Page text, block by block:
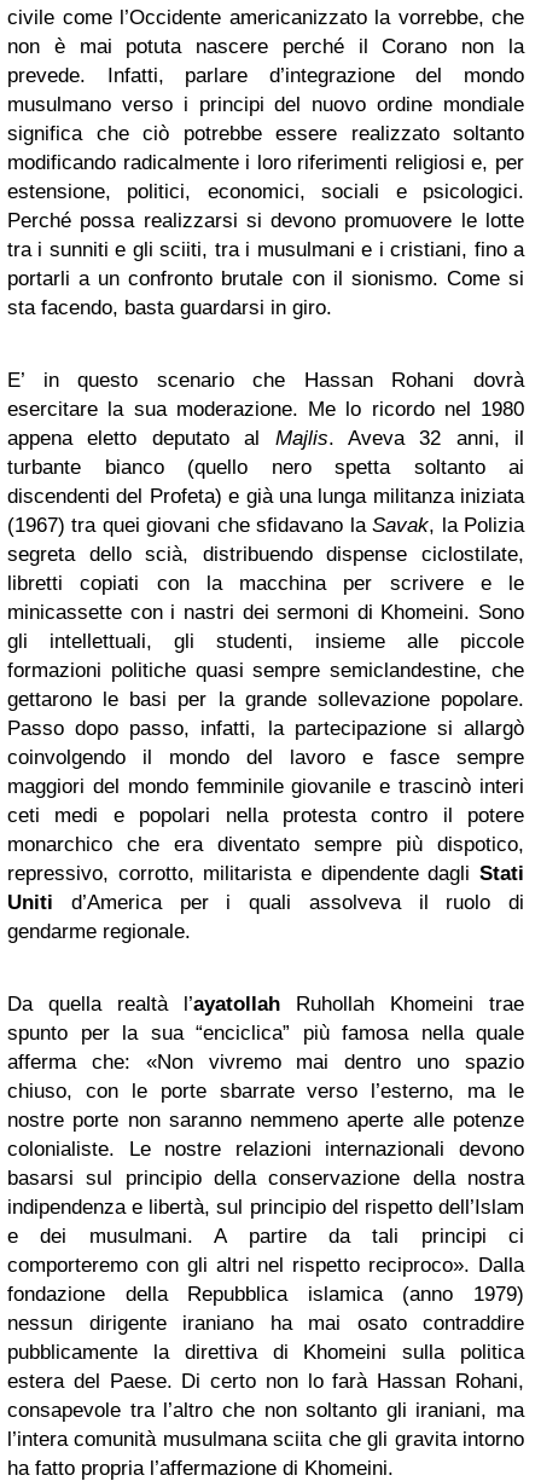
civile come l’Occidente americanizzato la vorrebbe, che
non è mai potuta nascere perché il Corano non la
prevede. Infatti, parlare d’integrazione del mondo
musulmano verso i principi del nuovo ordine mondiale
significa che ciò potrebbe essere realizzato soltanto
modificando radicalmente i loro riferimenti religiosi e, per
estensione, politici, economici, sociali e psicologici.
Perché possa realizzarsi si devono promuovere le lotte
tra i sunniti e gli sciiti, tra i musulmani e i cristiani, fino a
portarli a un confronto brutale con il sionismo. Come si
sta facendo, basta guardarsi in giro.
E’ in questo scenario che Hassan Rohani dovrà
esercitare la sua moderazione. Me lo ricordo nel 1980
appena eletto deputato al Majlis. Aveva 32 anni, il
turbante bianco (quello nero spetta soltanto ai
discendenti del Profeta) e già una lunga militanza iniziata
(1967) tra quei giovani che sfidavano laSavak, la Polizia
segreta dello scià, distribuendo dispense ciclostilate,
libretti copiati con la macchina per scrivere e le
minicassette con i nastri dei sermoni di Khomeini. Sono
gli intellettuali, gli studenti, insieme alle piccole
formazioni politiche quasi sempre semiclandestine, che
gettarono le basi per la grande sollevazione popolare.
Passo dopo passo, infatti, la partecipazione si allargò
coinvolgendo il mondo del lavoro e fasce sempre
maggiori del mondo femminile giovanile e trascinò interi
ceti medi e popolari nella protesta contro il potere
monarchico che era diventato sempre più dispotico,
repressivo, corrotto, militarista e dipendente dagli Stati
Uniti d’America per i quali assolveva il ruolo di
gendarme regionale.
Da quella realtà l’ayatollah Ruhollah Khomeini trae
spunto per la sua “enciclica” più famosa nella quale
afferma che: «Non vivremo mai dentro uno spazio
chiuso, con le porte sbarrate verso l’esterno, ma le
nostre porte non saranno nemmeno aperte alle potenze
colonialiste. Le nostre relazioni internazionali devono
basarsi sul principio della conservazione della nostra
indipendenza e libertà, sul principio del rispetto dell’Islam
e dei musulmani. A partire da tali principi ci
comporteremo con gli altri nel rispetto reciproco». Dalla
fondazione della Repubblica islamica (anno 1979)
nessun dirigente iraniano ha mai osato contraddire
pubblicamente la direttiva di Khomeini sulla politica
estera del Paese. Di certo non lo farà Hassan Rohani,
consapevole tra l’altro che non soltanto gli iraniani, ma
l’intera comunità musulmana sciita che gli gravita intorno
ha fatto propria l’affermazione di Khomeini.